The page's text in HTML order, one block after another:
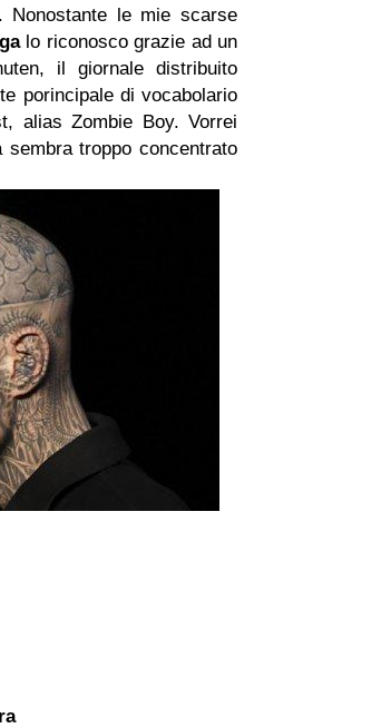
Nonostante le mie scarse
lo riconosco grazie ad un
il giornale distribuito
porincipale di vocabolario
alias Zombie Boy. Vorrei
troppo concentrato